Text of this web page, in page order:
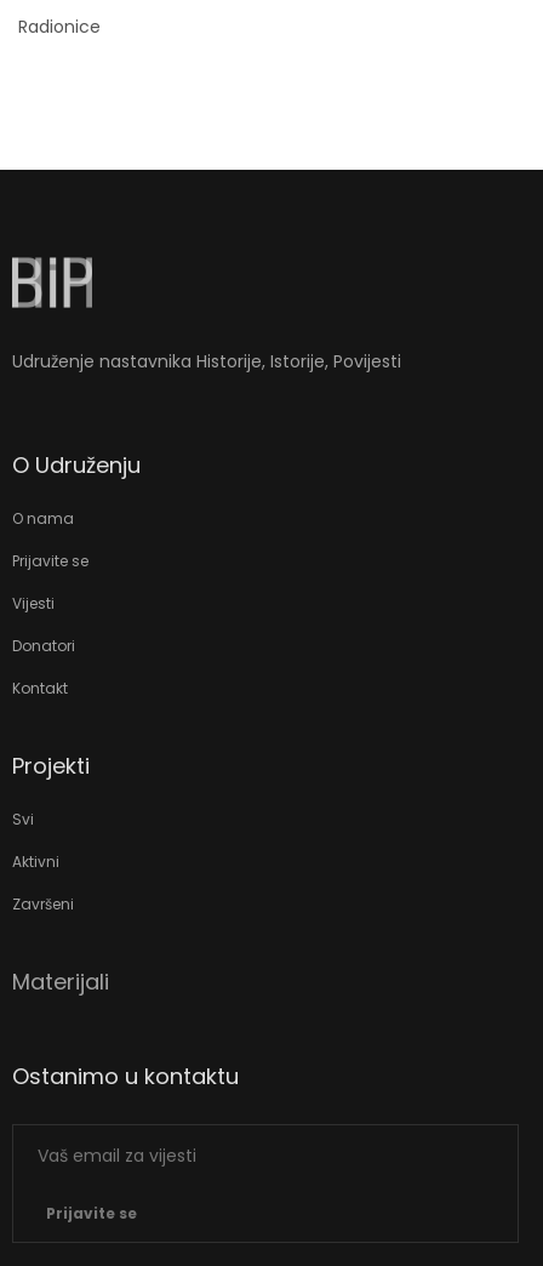
Radionice
Udruženje nastavnika Historije, Istorije, Povijesti
O Udruženju
O nama
Prijavite se
Vijesti
Donatori
Kontakt
Projekti
Svi
Aktivni
Završeni
Materijali
Ostanimo u kontaktu
Prijavite se